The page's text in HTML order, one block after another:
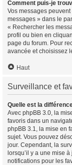
Comment puis-je
Vos messages
messages » dans le
« Rechercher les
profil ou bien en
page du forum. Pour
avancée et choisissez
Haut
Surveillance et
Quelle est la
Avec phpBB 3.0, la
favoris dans un
phpBB 3.1, la mise en
sujet. Vous pouvez
jour. Cependant, la
lorsqu’il y a une mise
notifications pour les